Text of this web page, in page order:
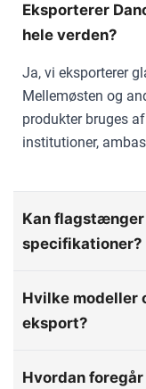
Eksporterer
hele verden?
Ja, vi eksporterer
Mellemøsten og
produkter bruges
institutioner,
Kan
specifikationer?
Hvilke modeller
eksport?
Hvordan